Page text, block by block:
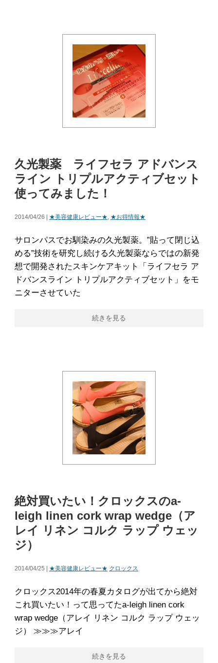
久光製薬 ライフセラ アドバンス
ライン トリプルアクティブセット
使ってみました！
2014/04/26 | ★美容健康レビュー★, ★お得情報★
サロンパスでお馴染みの久光製薬。”貼って閉じ込
める”技術を研究し続ける久光製薬ならではの新発
想で開発されたスキンケアキット「ライフセラ ア
ドバンスライン トリプルアクティブセット」をモ
ニターさせていた
続きを見る
絶対買いたい！クロックスのa-
leigh linen cork wrap wedge（ア
レイ リネン コルク ラップ ウェッ
ジ）
2014/04/25 | ★美容健康レビュー★ クロックス
クロックス2014年の春夏カタログが出てから絶対
これ買いたい！って思ってたa-leigh linen cork
wrap wedge（アレイ リネン コルク ラップ ウェッ
ジ） ≫≫≫アレイ
続きを見る